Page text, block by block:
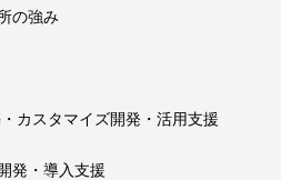
の強み
カスタマイズ開発・活用支援
発・導入支援